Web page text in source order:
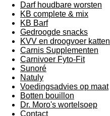
Darf houdbare worsten
KB complete & mix
KB Barf
Gedroogde snacks
KVV en droogvoer katten
Carnis Supplementen
Carnivoer Fyto-Fit
Sunoré
Natuly
Voedingsadvies op maat
Botten bouillon
Dr. Moro's wortelsoep
Contact